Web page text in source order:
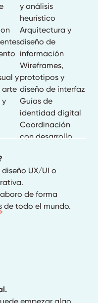
y
arte
y
y análisis
heurístico
Arquitectura y
diseño de
información
Wireframes,
prototipos y
diseño de interfaz
Guías de
identidad digital
Coordinación
con desarrollo
UX/UI o
de forma
de todo el mundo.